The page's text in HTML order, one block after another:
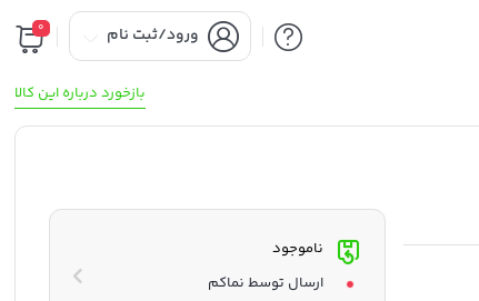
ورود/ثبت نام 0
بازخورد درباره این کالا
ناموجود
ارسال توسط نماکم